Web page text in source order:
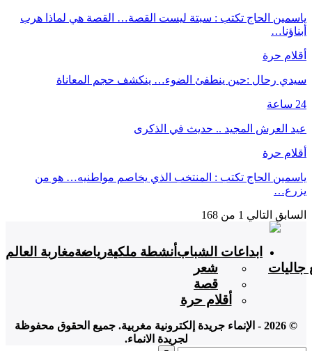
ياسمين الحاج تكتب : سبتة ليست القصة… القصة هي لماذا هرب
أبناؤنا…
أقلام حرة
سيدي رحال :حين ينطفئ الضوء… ينكشف حجم المعاناة
24 ساعة
عيد العرش المجيد .. حديث في الذكرى
أقلام حرة
ياسمين الحاج تكتب : المنتخب الذي يخاصم مواطنيه… هو من
يزرع…
السابق التالي 1 من 168
جاليات
ابداعات الشباب
شعر
قصة
أقلام حرة
أنشطة ملكيةرياضةمغاربة العالم
© 2026 - الإنماء جريدة إلكترونية مغربية. جميع الحقوق محفوظة
لجريدة الانماء.